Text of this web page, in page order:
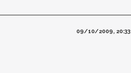
09/10/2009, 20:33